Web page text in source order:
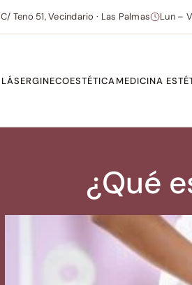
C/ Teno 51, Vecindario · Las Palmas Lun –
LÁSERGINECOESTÉTICAMEDICINA
¿Qué